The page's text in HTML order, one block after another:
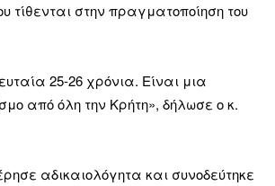
στην πραγματοποίηση του
25-26 χρόνια. Είναι μια
από όλη την Κρήτη», δήλωσε ο κ.
αδικαιολόγητα και συνοδεύτηκε